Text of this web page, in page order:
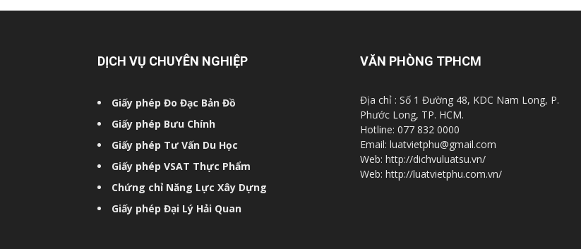
DỊCH VỤ CHUYÊN NGHIỆP
Giấy phép Đo Đạc Bản Đồ
Giấy phép Bưu Chính
Giấy phép Tư Vấn Du Học
Giấy phép VSAT Thực Phẩm
Chứng chỉ Năng Lực Xây Dựng
Giấy phép Đại Lý Hải Quan
VĂN PHÒNG TPHCM
Địa chỉ : Số 1 Đường 48, KDC Nam Long, P.
Phước Long, TP. HCM.
Hotline: 077 832 0000
Email: luatvietphu@gmail.com
Web: http://dichvuluatsu.vn/
Web: http://luatvietphu.com.vn/